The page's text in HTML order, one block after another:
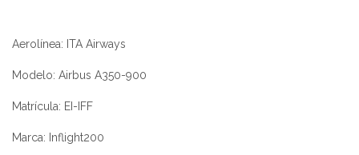
Aerolínea: ITA Airways
Modelo: Airbus A350-900
Matrícula: EI-IFF
Marca: Inflight200